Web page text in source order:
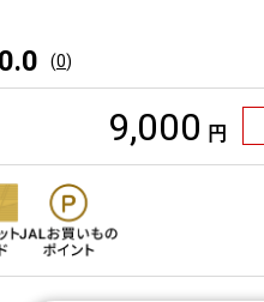
0.0 (0)
9,000 円